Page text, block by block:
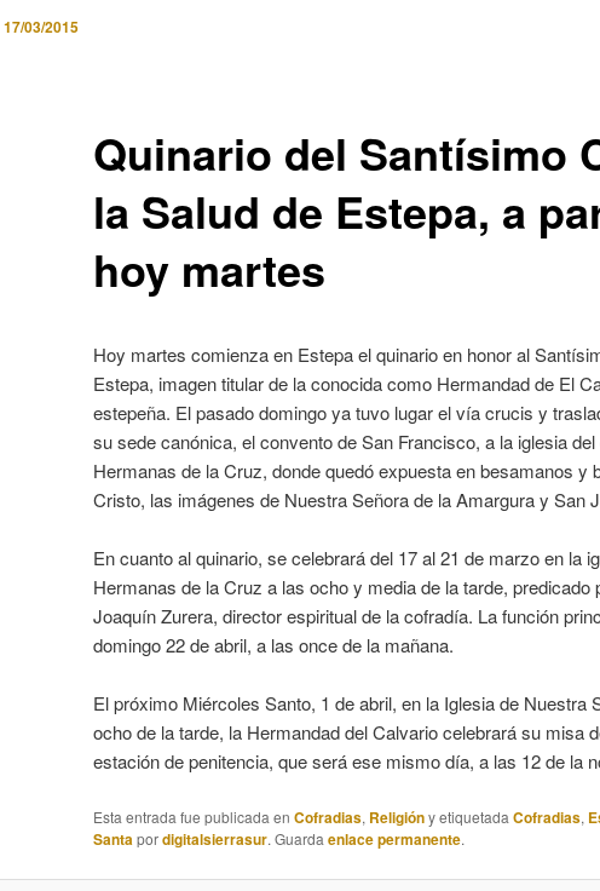
Quinario del Santísimo
la Salud de Estepa, a
hoy martes
17/03/2015
Hoy martes comienza en Estepa el quinario en honor al
Estepa, imagen titular de la conocida como Hermandad de El
estepeña. El pasado domingo ya tuvo lugar el vía crucis y
su sede canónica, el convento de San Francisco, a la iglesia
Hermanas de la Cruz, donde quedó expuesta en besamanos y
Cristo, las imágenes de Nuestra Señora de la Amargura y San
En cuanto al quinario, se celebrará del 17 al 21 de marzo en la
Hermanas de la Cruz a las ocho y media de la tarde, predicado
Joaquín Zurera, director espiritual de la cofradía. La función
domingo 22 de abril, a las once de la mañana.
El próximo Miércoles Santo, 1 de abril, en la Iglesia de Nuestra
ocho de la tarde, la Hermandad del Calvario celebrará su misa
estación de penitencia, que será ese mismo día, a las 12 de la
Esta entrada fue publicada en Cofradias, Religióny etiquetada Cofradias,
Santapordigitalsierrasur. Guarda enlace permanente.